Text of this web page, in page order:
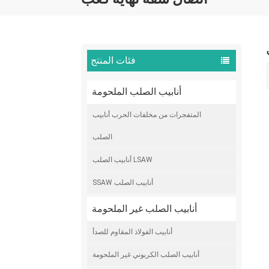
فئات المنتج
أنابيب الصلب الملحومة
المتفجرات من مخلفات الحرب أنابيب
الصلب
أنابيب الصلب LSAW
SSAW أنابيب الصلب
أنابيب الصلب غير الملحومة
أنابيب الفولاذ المقاوم للصدأ
أنابيب الصلب الكربوني غير الملحومة